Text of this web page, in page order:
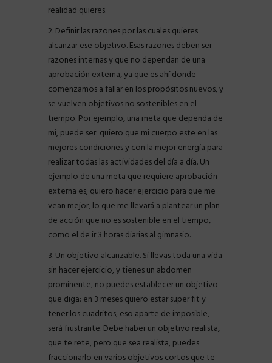
realidad quieres.
2. Definir las razones por las cuales quieres
alcanzar ese objetivo. Esas razones deben ser
razones internas y que no dependan de una
aprobación externa, ya que es ahí donde
comenzamos a fallar en los propósitos nuevos, y
se vuelven objetivos no sostenibles en el
tiempo. Por ejemplo, una meta que dependa de
mi, puede ser: quiero que mi cuerpo este en las
mejores condiciones y con la mejor energía para
realizar todas las actividades del día a día. Un
ejemplo de una meta que requiere aprobación
externa es; quiero hacer ejercicio para que me
vean mejor, lo que me llevará a plantear un plan
de acción que no es sostenible en el tiempo,
como el de ir 3 horas diarias al gimnasio.
3. Un objetivo alcanzable. Si llevas toda una vida
sin hacer ejercicio, y tienes un abdomen
prominente, no puedes establecer un objetivo
que diga: en 3 meses quiero estar super fit y
tener los cuadritos, eso aparte de imposible,
será frustrante. Debe haber un objetivo realista,
que te rete, pero que sea realista, puedes
fraccionarlo en varios objetivos cortos que te